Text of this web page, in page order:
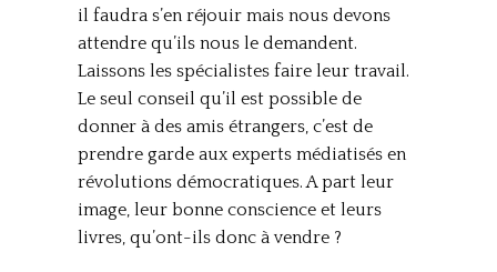
il faudra s’en réjouir mais nous devons
attendre qu’ils nous le demandent.
Laissons les spécialistes faire leur travail.
Le seul conseil qu’il est possible de
donner à des amis étrangers, c’est de
prendre garde aux experts médiatisés en
révolutions démocratiques. A part leur
image, leur bonne conscience et leurs
livres, qu’ont-ils donc à vendre ?